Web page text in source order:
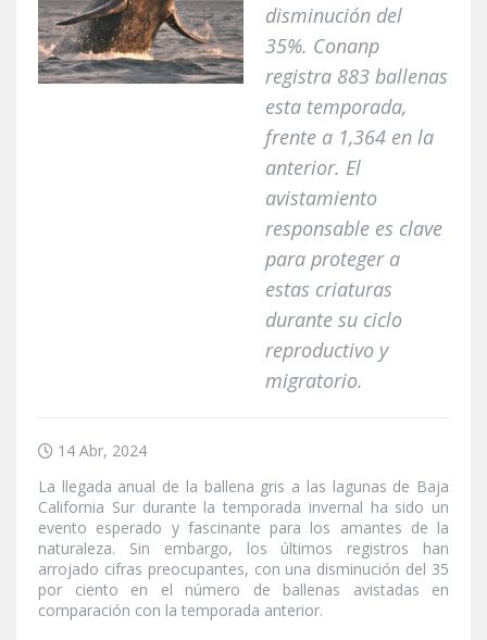
disminución del
35%. Conanp
registra 883 ballenas
esta temporada,
frente a 1,364 en la
anterior. El
avistamiento
responsable es clave
para proteger a
estas criaturas
durante su ciclo
reproductivo y
migratorio.
14 Abr, 2024
La llegada anual de la ballena gris a las lagunas de Baja
California Sur durante la temporada invernal ha sido un
evento esperado y fascinante para los amantes de la
naturaleza. Sin embargo, los últimos registros han
arrojado cifras preocupantes, con una disminución del 35
por ciento en el número de ballenas avistadas en
comparación con la temporada anterior.